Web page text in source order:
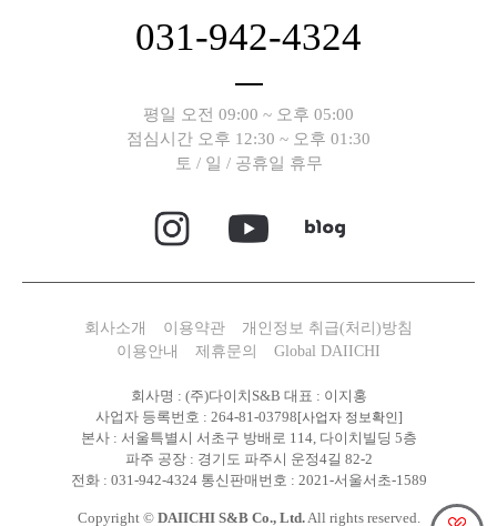
031-942-4324
평일 오전 09:00 ~ 오후 05:00
점심시간 오후 12:30 ~ 오후 01:30
토 / 일 / 공휴일 휴무
회사소개 이용약관
개인정보 취급(처리)방침
이용안내
제휴문의 Global DAIICHI
회사명 : (주)다이치S&B 대표 : 이지홍
사업자 등록번호 : 264-81-03798[사업자 정보확인]
본사 : 서울특별시 서초구 방배로 114, 다이치빌딩 5층
파주 공장 : 경기도 파주시 운정4길 82-2
전화 : 031-942-4324 통신판매번호 : 2021-서울서초-1589
Copyright © DAIICHI S&B Co., Ltd.All rights reserved.